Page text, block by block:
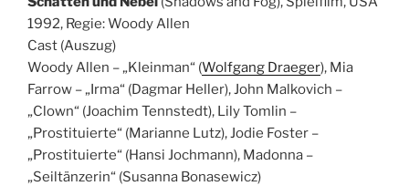
1992, Regie: Woody Allen
Cast (Auszug)
Woody Allen – „Kleinman“ (Wolfgang Draeger), Mia
Farrow – „Irma“ (Dagmar Heller), John Malkovich –
„Clown“ (Joachim Tennstedt), Lily Tomlin –
„Prostituierte“ (Marianne Lutz), Jodie Foster –
„Prostituierte“ (Hansi Jochmann), Madonna –
„Seiltänzerin“ (Susanna Bonasewicz)